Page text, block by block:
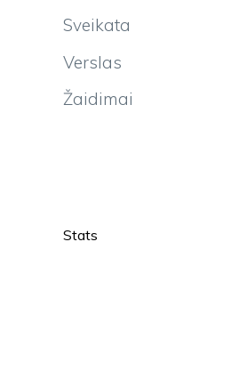
Sveikata
Verslas
Žaidimai
Stats